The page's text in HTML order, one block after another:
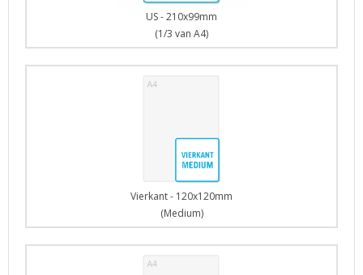
US - 210x99mm
(1/3 van A4)
Vierkant - 120x120mm
(Medium)